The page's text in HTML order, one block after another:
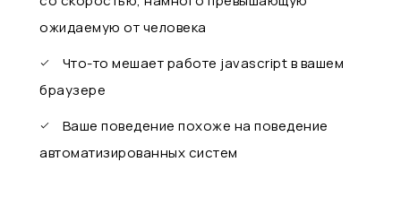
ожидаемую от человека
Что-то мешает работе javascript в вашем
браузере
Ваше поведение похоже на поведение
автоматизированных систем